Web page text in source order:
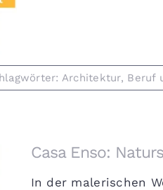
Architektur, Beruf
Casa Enso:
In der malerischen